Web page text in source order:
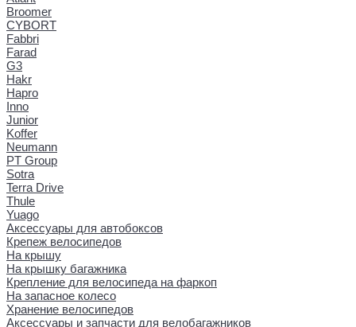
Broomer
CYBORT
Fabbri
Farad
G3
Hakr
Hapro
Inno
Junior
Koffer
Neumann
PT Group
Sotra
Terra Drive
Thule
Yuago
Аксессуары для автобоксов
Крепеж велосипедов
На крышу
На крышку багажника
Крепление для велосипеда на фаркоп
На запасное колесо
Хранение велосипедов
Аксессуары и запчасти для велобагажников